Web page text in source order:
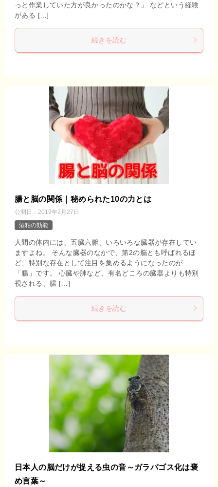
っと作業していた方が良かったのかな？」 などという経験
がある […]
続きを読む
腸と脳の関係｜秘められた10の力とは
公開日： 2019年2月27日
酒粕の効能
人間の体内には、五臓六腑、いろいろな臓器が存在してい
ますよね。 そんな臓器のなかで、第2の脳とも呼ばれるほ
ど、特別な存在として注目を集めるようになったのが
「腸」です。 心臓や肺など、有名どころの臓器よりも特別
視される、腸 […]
続きを読む
日本人の脳だけが捉える虫の音～ガラパゴス化は褒
め言葉～